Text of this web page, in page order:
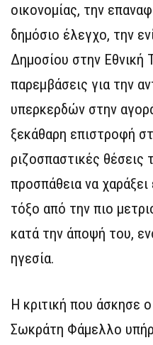
οικονομίας, την
δημόσιο έλεγχο, την
Δημοσίου στην Εθνική
παρεμβάσεις για την
υπερκερδών στην
ξεκάθαρη επιστροφή
ριζοσπαστικές θέσεις
προσπάθεια να
τόξο από την πιο
κατά την άποψή του,
ηγεσία.
Η κριτική που άσκησε
Σωκράτη Φάμελλο